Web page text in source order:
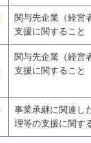
関与先企業（経営
支援に関すること
関与先企業（経営
支援に関すること
事業承継に関連し
理等の支援に関す